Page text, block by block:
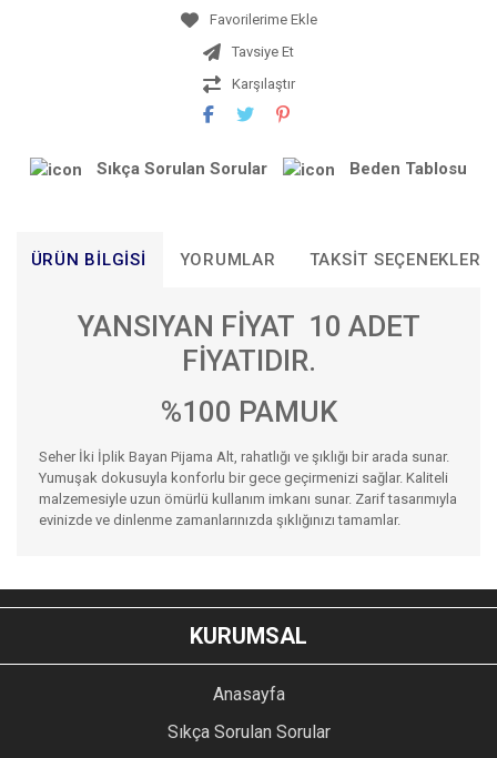
Tavsiye Et
Karşılaştır
Sıkça Sorulan Sorular Beden Tablosu
ÜRÜN BILGISI YORUMLAR TAKSIT SEÇENEKLERI
YANSIYAN FİYAT 10 ADET
FİYATIDIR.
%100 PAMUK
Seher İki İplik Bayan Pijama Alt, rahatlığı ve şıklığı bir arada sunar.
Yumuşak dokusuyla konforlu bir gece geçirmenizi sağlar. Kaliteli
malzemesiyle uzun ömürlü kullanım imkanı sunar. Zarif tasarımıyla
evinizde ve dinlenme zamanlarınızda şıklığınızı tamamlar.
YORUM YAZ
Bu ürünün fiyat bilgisi, resim, ürün açıklamalarında ve diğer
konularda yetersiz gördüğünüz noktaları öneri formunu
kullanarak tarafımıza iletebilirsiniz.
Ürün resmi kalitesiz, bozuk veya görüntülenemiyor.
Ürün açıklamasında eksik bilgiler bulunuyor.
KURUMSAL
Anasayfa
Sıkça Sorulan Sorular